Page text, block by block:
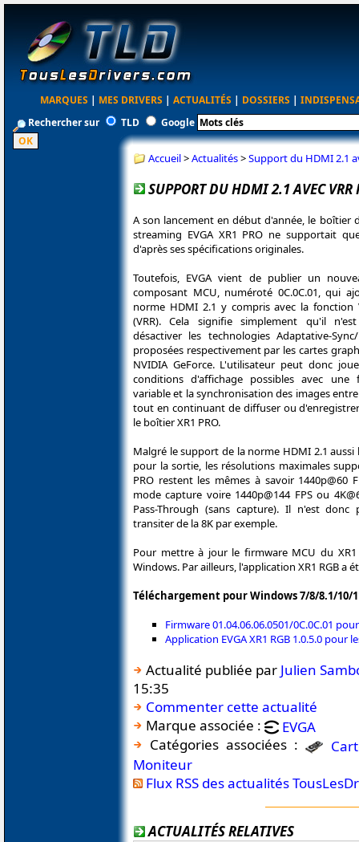
MARQUES | MES DRIVERS | ACTUALITÉS | DOSSIERS |
Rechercher sur
TLD Google
Accueil>Actualités>Support du HDMI 2.1
SUPPORT DU HDMI 2.1 AVEC VRR
A son lancement en début d'année, le boîtier
streaming EVGA XR1 PRO ne supportait
d'après ses spécifications originales.
Toutefois, EVGA vient de publier un
composant MCU, numéroté 0C.0C.01, qui
norme HDMI 2.1 y compris avec la fonction
(VRR). Cela signifie simplement qu'il
désactiver les technologies Adaptative-
proposées respectivement par les cartes
NVIDIA GeForce. L'utilisateur peut donc
conditions d'affichage possibles avec une
variable et la synchronisation des images
tout en continuant de diffuser ou
le boîtier XR1 PRO.
Malgré le support de la norme HDMI 2.1
pour la sortie, les résolutions maximales
PRO restent les mêmes à savoir 1440p@60
mode capture voire 1440p@144 FPS ou
Pass-Through (sans capture). Il n'est donc
transiter de la 8K par exemple.
Pour mettre à jour le firmware MCU du
Windows. Par ailleurs, l'application XR1 RGB a
Téléchargement pour Windows 7/8/8.1/10/
Firmware 01.04.06.06.0501/0C.0C.01
Application EVGA XR1 RGB 1.0.5.0 pour
Actualité publiée par Julien
15:35
Commenter cette actualité
Marque associée :
EVGA
Catégories associées :
Moniteur
Flux RSS des actualités
ACTUALITÉS RELATIVES